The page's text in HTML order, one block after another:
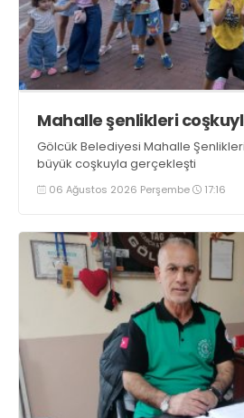
Mahalle şenlikleri
Gölcük Belediyesi Mahalle
büyük coşkuyla gerçekleşti
06 Ağustos 2026 Perşembe 17:16